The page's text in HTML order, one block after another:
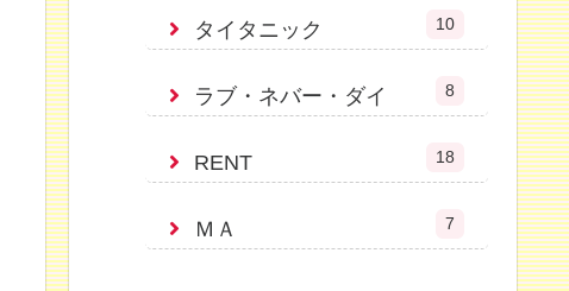
タイタニック 10
ラブ・ネバー・ダイ 8
RENT 18
ＭＡ 7